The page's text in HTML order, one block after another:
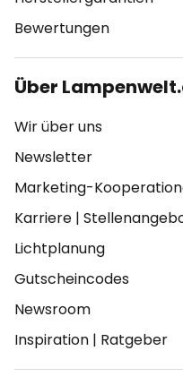
Bewertungen
Über
Wir über uns
Newsletter
Marketing-
Karriere |
Lichtplanung
Gutscheincodes
Newsroom
Inspiration | Ratgeber